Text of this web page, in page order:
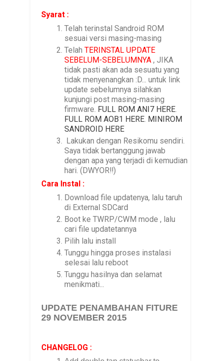
Syarat :
Telah terinstal Sandroid ROM
sesuai versi masing-masing
TelahTERINSTAL UPDATE
SEBELUM-SEBELUMNYA , JIKA
tidak pasti akan ada sesuatu yang
tidak menyenangkan :D... untuk link
update sebelumnya silahkan
kunjungi post masing-masing
firmware. FULL ROM ANI7 HERE
FULL ROM AOB1 HERE MINIROM
SANDROID HERE
Lakukan dengan Resikomu sendiri.
Saya tidak bertanggung jawab
dengan apa yang terjadi di kemudian
hari. (DWYOR!!)
Cara Instal :
Download file updatenya, lalu taruh
di External SDCard
Boot ke TWRP/CWM mode , lalu
cari file updatetannya
Pilih lalu install
Tunggu hingga proses instalasi
selesai lalu reboot
Tunggu hasilnya dan selamat
menikmati...
UPDATE PENAMBAHAN FITURE
29 NOVEMBER 2015
CHANGELOG :